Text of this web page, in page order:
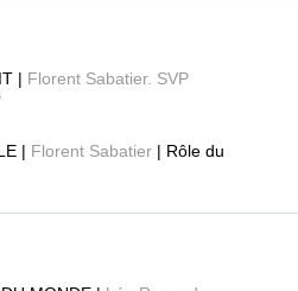
| Florent Sabatier. SVP
| Florent Sabatier | Rôle du